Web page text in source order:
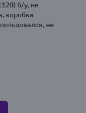
б/у, не
коробка
не